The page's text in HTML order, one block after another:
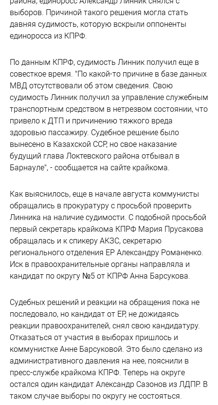
выборов. Причиной такого решения могла стать
давняя судимость, которую вскрыли оппоненты
единоросса из КПРФ.
По данным КПРФ, судимость Линник получил еще в
совесткое время. "По какой-то причине в базе данных
МВД отсутствовали об этом сведения. Свою
судимость Линник получил за управление служебным
транспортным средством в нетрезвом состоянии, что
привело к ДТП и причинению тяжкого вреда
здоровью пассажиру. Судебное решение было
вынесено в Казахской ССР, но свое наказание
будущий глава Локтевского района отбывал в
Барнауле", - сообщается на сайте крайкома.
Как выяснилось, еще в начале августа коммунисты
обращались в прокуратуру с просьбой проверить
Линника на наличие судимости. С подобной просьбой
первый секретарь крайкома КПРФ Мария Прусакова
обращалась и к спикеру АКЗС, секретарю
регионального отделения ЕР Александру Романенко.
Иск в правоохранительные органы направляла и
кандидат по округу №5 от КПРФ Анна Барсукова.
Судебных решений и реакции на обращения пока не
последовало, но кандидат от ЕР, не дожидаясь
реакции правоохранителей, снял свою кандидатуру.
Отказаться от участия в выборах пришлось и
коммунистке Анне Барсуковой. Это было сделано из
административного давления на нее, пояснили в
пресс-службе крайкома КПРФ. Теперь на округе
остался один кандидат Александр Сазонов из ЛДПР. В
таком случае выборы по округу не состояться.